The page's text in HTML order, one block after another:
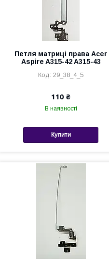
Петля матриці права Acer
Aspire A315-42 A315-43
29_38_4_5
110 ₴
В наявності
Купити